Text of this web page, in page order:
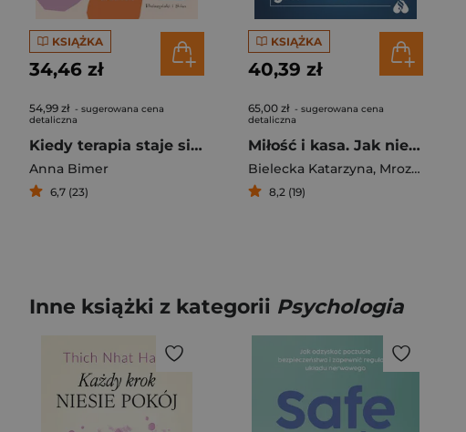
KSIĄŻKA
34,46 zł
54,99 zł - sugerowana cena
detaliczna
Kiedy terapia staje się antyterapią
Anna Bimer
6,7 (23)
KSIĄŻKA
40,39 zł
65,00 zł - sugerowana cena
detaliczna
Miłość i kasa. Jak nie kłócić się o pieniądze w związku
Bielecka Katarzyna, Mrozek Dariusz
8,2 (19)
Inne książki z kategorii Psychologia